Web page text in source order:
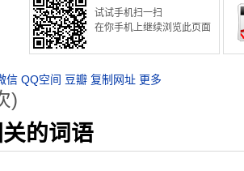
试试手机扫一扫
在你手机上继续浏览此页面
信 QQ空间 豆瓣 复制网址 更多
)
的词语